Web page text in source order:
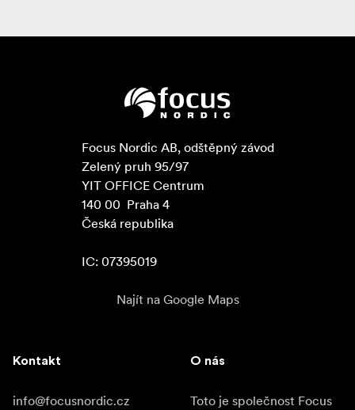
Focus Nordic AB, odštěpný závod
Zelený pruh 95/97
YIT OFFICE Centrum
140 00  Praha 4
Česká republika
IC: 07395019
Najít na Google Maps
Kontakt
info@focusnordic.cz
O nás
Toto je společnost Focus